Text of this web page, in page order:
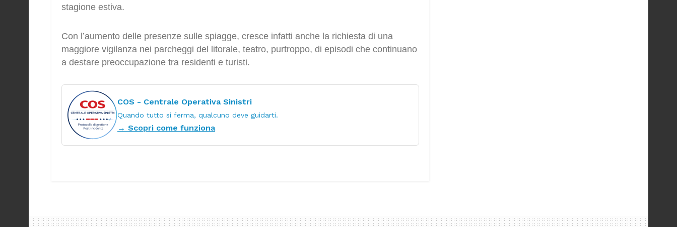
stagione estiva.
Con l’aumento delle presenze sulle spiagge, cresce infatti anche la richiesta di una
maggiore vigilanza nei parcheggi del litorale, teatro, purtroppo, di episodi che continuano
a destare preoccupazione tra residenti e turisti.
COS - Centrale Operativa Sinistri
Quando tutto si ferma, qualcuno deve guidarti.
→ Scopri come funziona